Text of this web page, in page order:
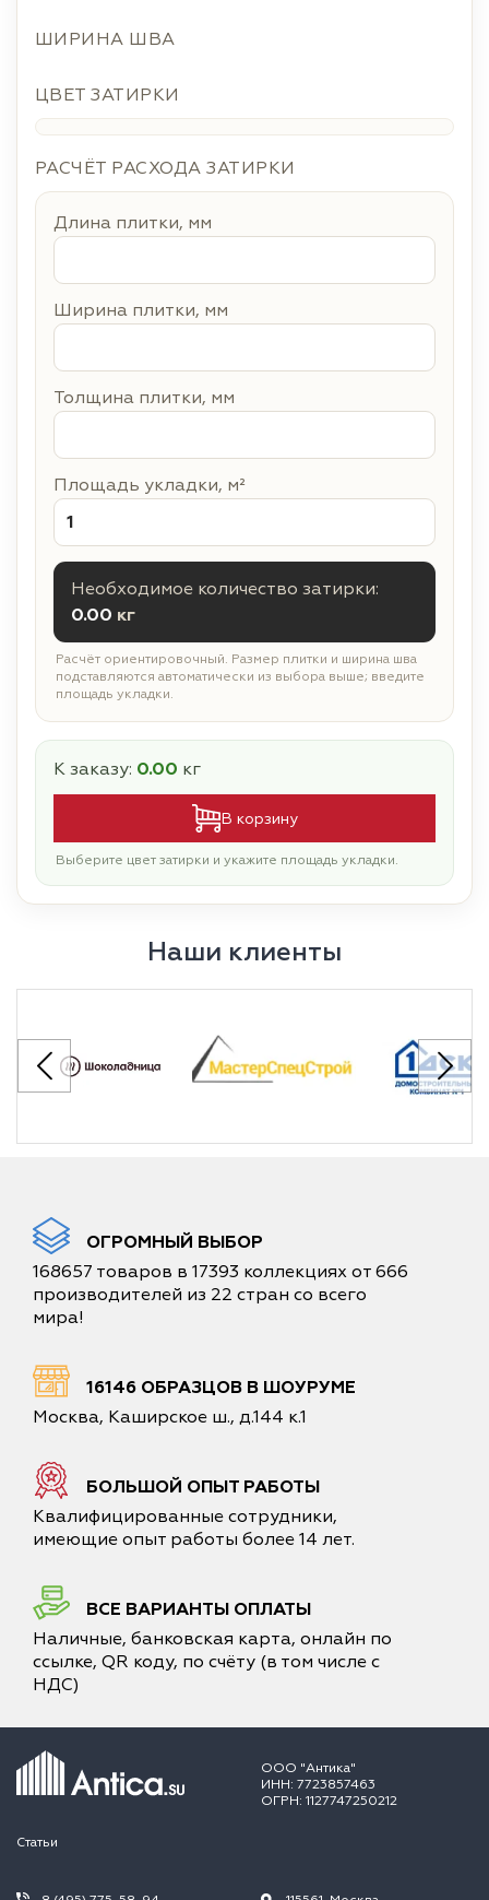
ШИРИНА ШВА
ЦВЕТ ЗАТИРКИ
РАСЧЁТ РАСХОДА ЗАТИРКИ
Длина плитки, мм
Ширина плитки, мм
Толщина плитки, мм
Площадь укладки, м²
Необходимое количество затирки:
0.00 кг
Расчёт ориентировочный. Размер плитки и ширина шва
подставляются автоматически из выбора выше; введите
площадь укладки.
К заказу: 0.00 кг
В корзину
Выберите цвет затирки и укажите площадь укладки.
Наши клиенты
ОГРОМНЫЙ ВЫБОР
168657 товаров в 17393 коллекциях от 666
производителей из 22 стран со всего
мира!
16146 ОБРАЗЦОВ В ШОУРУМЕ
Москва, Каширское ш., д.144 к.1
БОЛЬШОЙ ОПЫТ РАБОТЫ
Квалифицированные сотрудники,
имеющие опыт работы более 14 лет.
ВСЕ ВАРИАНТЫ ОПЛАТЫ
Наличные, банковская карта, онлайн по
ссылке, QR коду, по счёту (в том числе с
НДС)
ООО "Антика"
ИНН: 7723857463
ОГРН: 1127747250212
Статьи